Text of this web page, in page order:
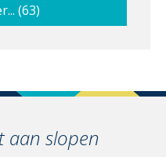
(63)
aan slopen